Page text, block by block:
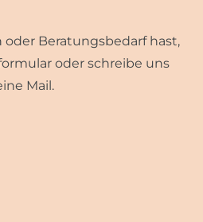
oder Beratungsbedarf hast,
oder schreibe uns
Mail.